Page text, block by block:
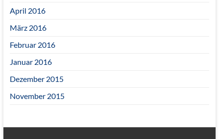
April 2016
März 2016
Februar 2016
Januar 2016
Dezember 2015
November 2015